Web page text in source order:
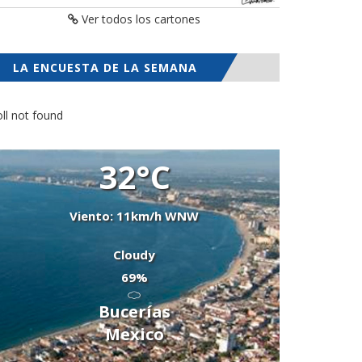
Ver todos los cartones
LA ENCUESTA DE LA SEMANA
not found
32°C
Viento: 11km/h WNW
Cloudy
69%
Bucerías
Mexico